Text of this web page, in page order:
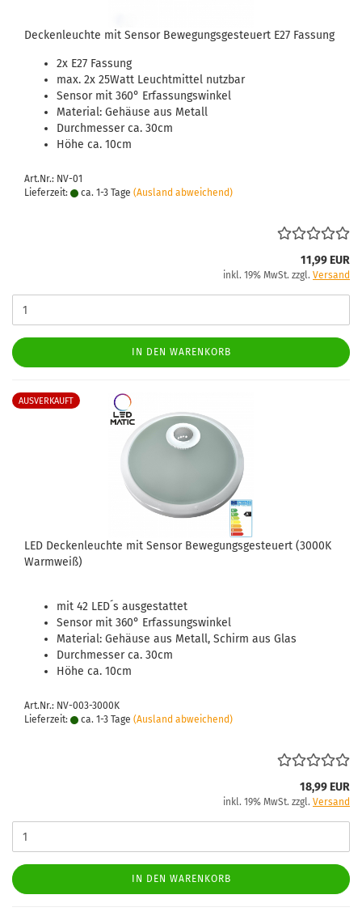
Deckenleuchte mit Sensor Bewegungsgesteuert E27 Fassung
2x E27 Fassung
max. 2x 25Watt Leuchtmittel nutzbar
Sensor mit 360° Erfassungswinkel
Material: Gehäuse aus Metall
Durchmesser ca. 30cm
Höhe ca. 10cm
Art.Nr.: NV-01
Lieferzeit:
ca. 1-3 Tage (Ausland abweichend)
11,99 EUR
inkl. 19% MwSt. zzgl. Versand
IN DEN WARENKORB
AUSVERKAUFT
LED Deckenleuchte mit Sensor Bewegungsgesteuert (3000K
Warmweiß)
mit 42 LED´s ausgestattet
Sensor mit 360° Erfassungswinkel
Material: Gehäuse aus Metall, Schirm aus Glas
Durchmesser ca. 30cm
Höhe ca. 10cm
Art.Nr.: NV-003-3000K
Lieferzeit:
ca. 1-3 Tage (Ausland abweichend)
18,99 EUR
inkl. 19% MwSt. zzgl. Versand
IN DEN WARENKORB